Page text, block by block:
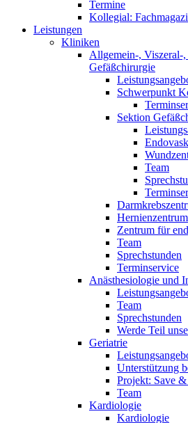
Termine
Kollegial:
Leistungen
Kliniken
Allgemein-, Viszeral-
Gefäßchirurgie
Schwerpunkt
Sektion
Team
Hernienzentrum
Zentrum für
Team
Sprechstunden
Terminservice
Anästhesiologie und
Team
Sprechstunden
Werde Teil
Geriatrie
Unterstützung
Projekt: Save &
Team
Kardiologie
Kardiologie